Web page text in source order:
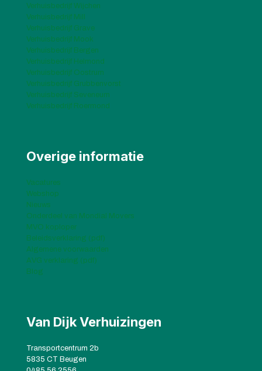
Verhuisbedrijf Wijchen
Verhuisbedrijf Mill
Verhuisbedrijf Grave
Verhuisbedrijf Mook
Verhuisbedrijf Bergen
Verhuisbedrijf Helmond
Verhuisbedrijf Oostrum
Verhuisbedrijf Grubbenvorst
Verhuisbedrijf Seveneum
Verhuisbedrijf Roermond
Overige informatie
Vacatures
Webshop
Nieuws
Onderdeel van Mondial Movers
MVO koploper
Beleidsverklaring (pdf)
Algemene voorwaarden
AVG verklaring (pdf)
Blog
Van Dijk Verhuizingen
Transportcentrum 2b
5835 CT Beugen